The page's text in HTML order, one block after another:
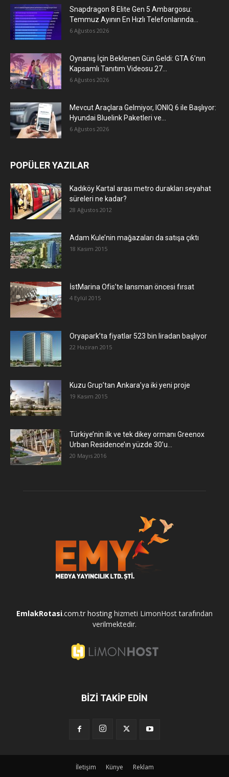
Snapdragon 8 Elite Gen 5 Ambargosu:
Temmuz Ayının En Hızlı Telefonlarında...
6 Ağustos 2026
Oynanış İçin Beklenen Gün Geldi: GTA 6’nın
Kapsamlı Tanıtım Videosu 27...
6 Ağustos 2026
Mevcut Araçlara Gelmiyor, IONIQ 6 ile Başlıyor:
Hyundai Bluelink Paketleri ve...
6 Ağustos 2026
POPÜLER YAZILAR
Kadıköy Kartal arası metro durakları seyahat
süreleri ne kadar?
28 Ağustos 2012
Adam Kule’nin mağazaları da satışa çıktı
18 Kasım 2015
İstMarina Ofis’te lansman öncesi fırsat
4 Eylül 2015
Oryapark’ta fiyatlar 523 bin liradan başlıyor
22 Haziran 2015
​Kuzu Grup’tan Ankara’ya iki yeni proje
19 Kasım 2015
Türkiye’nin ilk ve tek dikey ormanı Greenox
Urban Residence’ın yüzde 30’u...
20 Mayıs 2016
EmlakRotasi.com.tr hosting hizmeti LimonHost tarafından
verilmektedir.
BİZİ TAKİP EDİN
İletişim Künye Reklam